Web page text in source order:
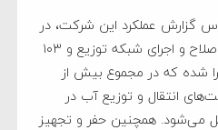
گزارش عملکرد این شرکت، در
مجموع ۳۲۰ هزار و ۹۴۰ متر اصلاح و اجرای شبکه توزیع و ۱۰۳
اجرا شده که در مجموع بیش از
انتقال و توزیع آب در
می‌شود. همچنین حفر و تجهیز